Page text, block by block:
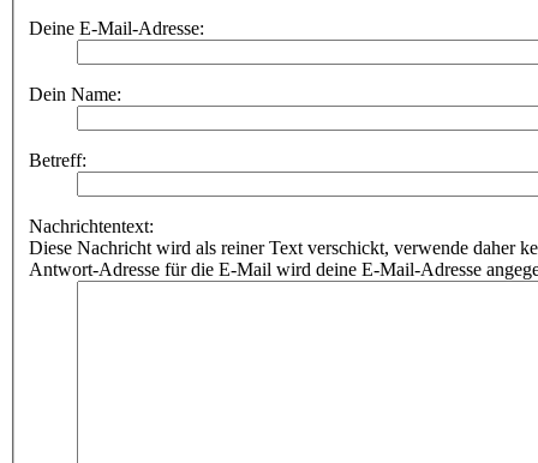
Deine E-Mail-Adresse:
Dein Name:
Betreff:
Nachrichtentext:
Diese Nachricht wird als reiner Text verschickt, verwende daher
Antwort-Adresse für die E-Mail wird deine E-Mail-Adresse